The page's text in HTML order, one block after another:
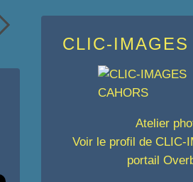
CLIC-
Atelier
Voir le profil de CLIC-
portail